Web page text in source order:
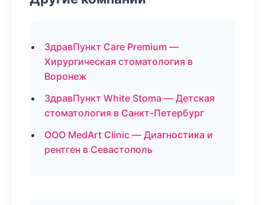
ЗдравПункт Care Premium —
Хирургическая стоматология в
Воронеж
ЗдравПункт White Stoma — Детская
стоматология в Санкт-Петербург
ООО MedArt Clinic — Диагностика и
рентген в Севастополь